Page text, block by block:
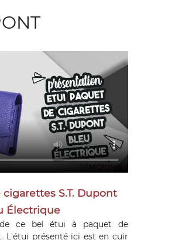
S.T. Dupont
Électrique
de ce bel étui à paquet de
L'étui présenté ici est en cuir